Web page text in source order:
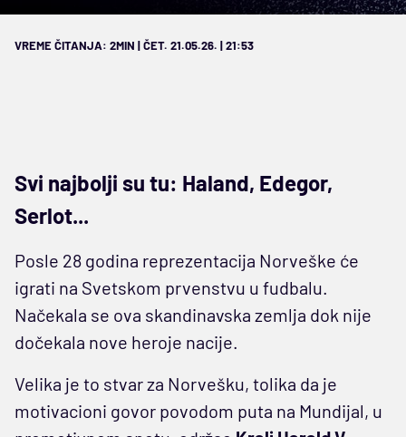
VREME ČITANJA: 2MIN | ČET. 21.05.26. | 21:53
Svi najbolji su tu: Haland, Edegor,
Serlot...
Posle 28 godina reprezentacija Norveške će
igrati na Svetskom prvenstvu u fudbalu.
Načekala se ova skandinavska zemlja dok nije
dočekala nove heroje nacije.
Velika je to stvar za Norvešku, tolika da je
motivacioni govor povodom puta na Mundijal, u